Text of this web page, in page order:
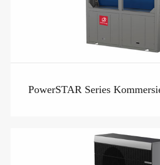
PowerSTAR Series